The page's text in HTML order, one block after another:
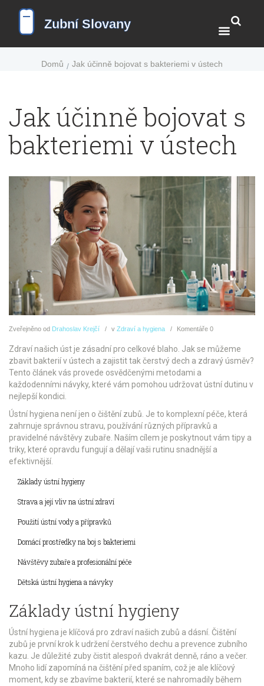
Domů Jak účinně bojovat s bakteriemi v ústech
Jak účinně bojovat s
bakteriemi v ústech
Zveřejněno od Drahoslav Krejčí v Zdraví a hygiena Komentáře 0
Zdraví našich úst je zásadní pro celkové blaho. Jak se můžeme
zbavit bakterií v ústech a zajistit tak čerstvý dech a zdravý úsměv?
Tento článek vás provede osvědčenými metodami a
každodenními návyky, které vám pomohou udržovat ústní dutinu v
nejlepší kondici.
Ústní hygiena není jen o čištění zubů. Je to komplexní péče, která
zahrnuje správnou stravu, používání různých přípravků a
pravidelné návštěvy zubaře. Naším cílem je poskytnout vám tipy a
triky, které opravdu fungují a dělají vaši rutinu snadnější a
efektivnější.
Základy ústní hygieny
Strava a její vliv na ústní zdraví
Použití ústní vody a přípravků
Domácí prostředky na boj s bakteriemi
Návštěvy zubaře a profesionální péče
Dětská ústní hygiena a návyky
Základy ústní hygieny
Ústní hygiena je klíčová pro zdraví našich zubů a dásní. Čištění
zubů je první krok k udržení čerstvého dechu a prevence zubního
kazu. Je důležité zuby čistit alespoň dvakrát denně, ráno a večer.
Mnoho lidí zapomíná na čištění před spaním, což je ale klíčový
moment, kdy se zbavíme bakterií, které se nahromadily během